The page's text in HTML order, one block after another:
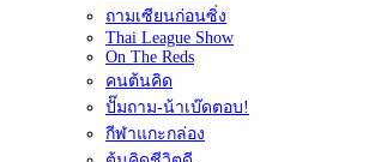
ถามเซียนก่อนซิ่ง
Thai League Show
On The Reds
คนต้นคิด
ปั๊มถาม-น้าเบ๊ดตอบ!
กีฬาแกะกล่อง